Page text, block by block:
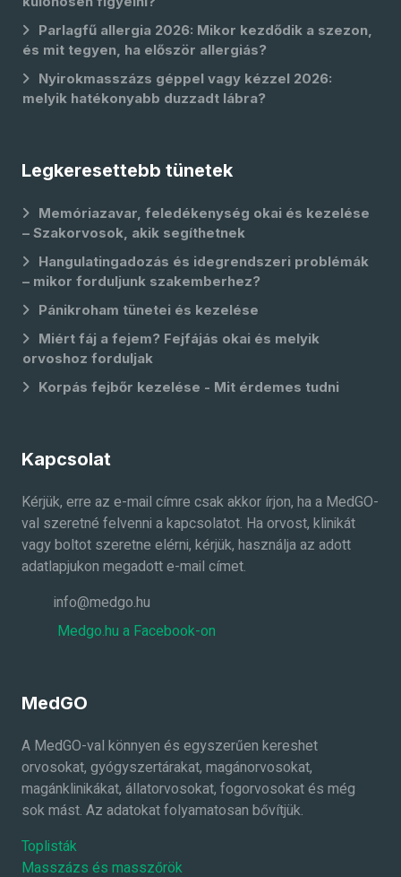
Parlagfű allergia 2026: Mikor kezdődik a szezon,
és mit tegyen, ha először allergiás?
Nyirokmasszázs géppel vagy kézzel 2026:
melyik hatékonyabb duzzadt lábra?
Legkeresettebb tünetek
Memóriazavar, feledékenység okai és kezelése
– Szakorvosok, akik segíthetnek
Hangulatingadozás és idegrendszeri problémák
– mikor forduljunk szakemberhez?
Pánikroham tünetei és kezelése
Miért fáj a fejem? Fejfájás okai és melyik
orvoshoz forduljak
Korpás fejbőr kezelése - Mit érdemes tudni
Kapcsolat
Kérjük, erre az e-mail címre csak akkor írjon, ha a MedGO-
val szeretné felvenni a kapcsolatot. Ha orvost, klinikát
vagy boltot szeretne elérni, kérjük, használja az adott
adatlapjukon megadott e-mail címet.
info@medgo.hu
Medgo.hu a Facebook-on
MedGO
A MedGO-val könnyen és egyszerűen kereshet
orvosokat, gyógyszertárakat, magánorvosokat,
magánklinikákat, állatorvosokat, fogorvosokat és még
sok mást. Az adatokat folyamatosan bővítjük.
Toplisták
Masszázs és masszőrök